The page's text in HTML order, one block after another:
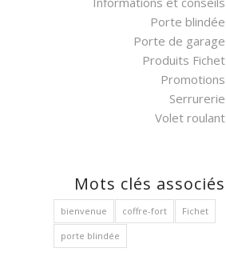
Porte blindée
Porte de garage
Produits Fichet
Promotions
Serrurerie
Volet roulant
Mots clés associés
bienvenue coffre-fort Fichet
porte blindée